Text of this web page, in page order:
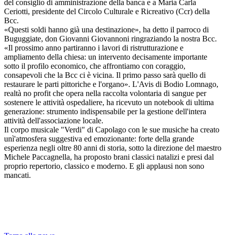
del consiglio di amministrazione della banca e a Maria Carla
Ceriotti, presidente del Circolo Culturale e Ricreativo (Ccr) della
Bcc.
«Questi soldi hanno già una destinazione», ha detto il parroco di
Buguggiate, don Giovanni Giovannoni ringraziando la nostra Bcc.
«Il prossimo anno partiranno i lavori di ristrutturazione e
ampliamento della chiesa: un intervento decisamente importante
sotto il profilo economico, che affrontiamo con coraggio,
consapevoli che la Bcc ci è vicina. Il primo passo sarà quello di
restaurare le parti pittoriche e l'organo». L'Avis di Bodio Lomnago,
realtà no profit che opera nella raccolta volontaria di sangue per
sostenere le attività ospedaliere, ha ricevuto un notebook di ultima
generazione: strumento indispensabile per la gestione dell'intera
attività dell'associazione locale.
Il corpo musicale "Verdi" di Capolago con le sue musiche ha creato
unì'atmosfera suggestiva ed emozionante: forte della grande
esperienza negli oltre 80 anni di storia, sotto la direzione del maestro
Michele Paccagnella, ha proposto brani classici natalizi e presi dal
proprio repertorio, classico e moderno. E gli applausi non sono
mancati.